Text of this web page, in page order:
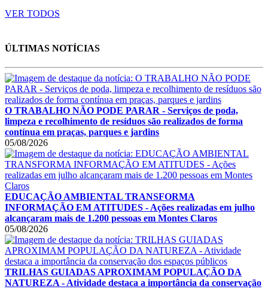
VER TODOS
ÚLTIMAS NOTÍCIAS
O TRABALHO NÃO PODE PARAR - Serviços de poda,
limpeza e recolhimento de resíduos são realizados de forma
contínua em praças, parques e jardins
05/08/2026
EDUCAÇÃO AMBIENTAL TRANSFORMA
INFORMAÇÃO EM ATITUDES - Ações realizadas em julho
alcançaram mais de 1.200 pessoas em Montes Claros
05/08/2026
TRILHAS GUIADAS APROXIMAM POPULAÇÃO DA
NATUREZA - Atividade destaca a importância da conservação